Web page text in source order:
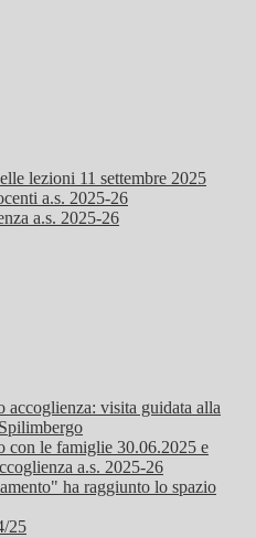
lezioni 11 settembre 2025
a.s. 2025-26
a.s. 2025-26
accoglienza: visita guidata alla
con le famiglie 30.06.2025 e
a.s. 2025-26
ha raggiunto lo spazio
25